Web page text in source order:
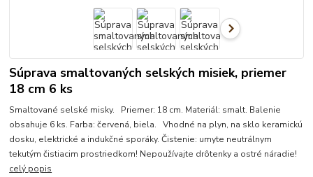
Súprava smaltovaných selských misiek, priemer
18 cm 6 ks
Smaltované selské misky. Priemer: 18 cm. Materiál: smalt. Balenie
obsahuje 6 ks. Farba: červená, biela. Vhodné na plyn, na sklo keramickú
dosku, elektrické a indukčné sporáky. Čistenie: umyte neutrálnym
tekutým čistiacim prostriedkom! Nepoužívajte drôtenky a ostré náradie!
celý popis